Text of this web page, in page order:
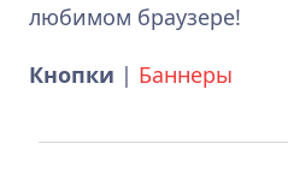
любимом браузере!
Кнопки | Баннеры